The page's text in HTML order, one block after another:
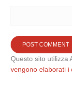
Questo sito utilizza
vengono elaborati i